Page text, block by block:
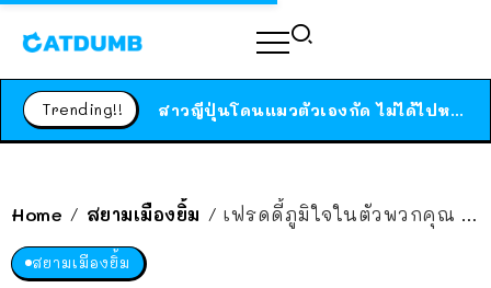
Trending!! ได้เวลาเด็กหนวดรวมตัว RF Online Next เปิดให้เล่นแล้ว เกม Sci-Fi MMORPG ระดับตำนาน เล่นได้ทั้งมือถือและ PC
Home / สยามเมืองยิ้ม / เฟรดดี้ภูมิใจในตัวพวกคุณ วงร้านเหล้า เล่นโบฮีเมียน มีแค่ 3 คน ก็เอาอยู๊!!
สยามเมืองยิ้ม